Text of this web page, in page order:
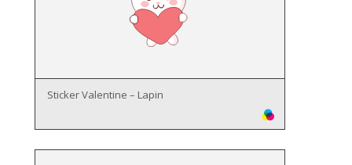
Sticker Valentine – Lapin